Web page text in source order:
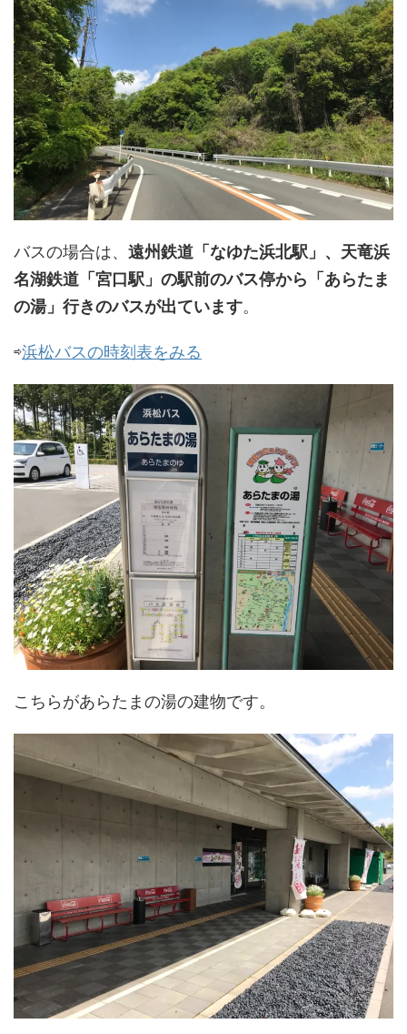
バスの場合は、 遠州鉄道「なゆた浜北駅」、天竜浜
名湖鉄道「宮口駅」の駅前のバス停から「あらたま
の湯」行きのバスが出ています。
⇨浜松バスの時刻表をみる
こちらがあらたまの湯の建物です。